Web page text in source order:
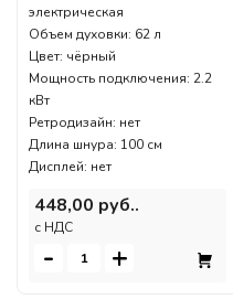
электрическая
Объем духовки: 62 л
Цвет: чёрный
Мощность подключения: 2.2
кВт
Ретродизайн: нет
Длина шнура: 100 см
Дисплей: нет
448,00 руб..
c НДС
- +